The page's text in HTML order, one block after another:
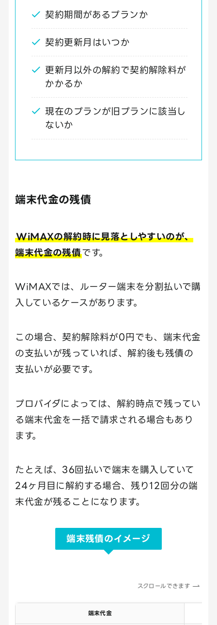
契約期間があるプランか
契約更新月はいつか
更新月以外の解約で契約解除料が
かかるか
現在のプランが旧プランに該当し
ないか
端末代金の残債
WiMAXの解約時に見落としやすいのが、
端末代金の残債です。
WiMAXでは、ルーター端末を分割払いで購
入しているケースがあります。
この場合、契約解除料が0円でも、端末代金
の支払いが残っていれば、解約後も残債の
支払いが必要です。
プロバイダによっては、解約時点で残ってい
る端末代金を一括で請求される場合もあり
ます。
たとえば、36回払いで端末を購入していて
24ヶ月目に解約する場合、残り12回分の端
末代金が残ることになります。
端末残債のイメージ
スクロールできます
端末代金